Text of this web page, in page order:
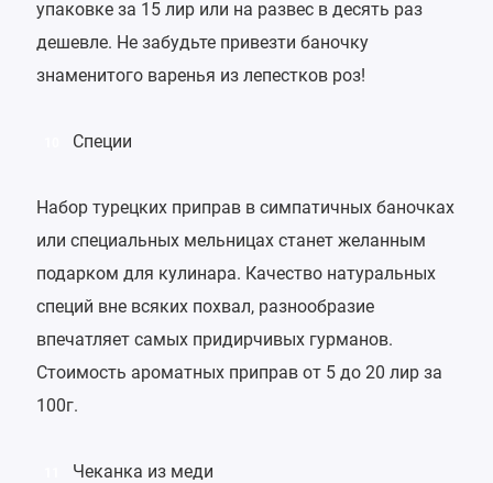
упаковке за 15 лир или на развес в десять раз
дешевле. Не забудьте привезти баночку
знаменитого варенья из лепестков роз!
Специи
Набор турецких приправ в симпатичных баночках
или специальных мельницах станет желанным
подарком для кулинара. Качество натуральных
специй вне всяких похвал, разнообразие
впечатляет самых придирчивых гурманов.
Стоимость ароматных приправ от 5 до 20 лир за
100г.
Чеканка из меди